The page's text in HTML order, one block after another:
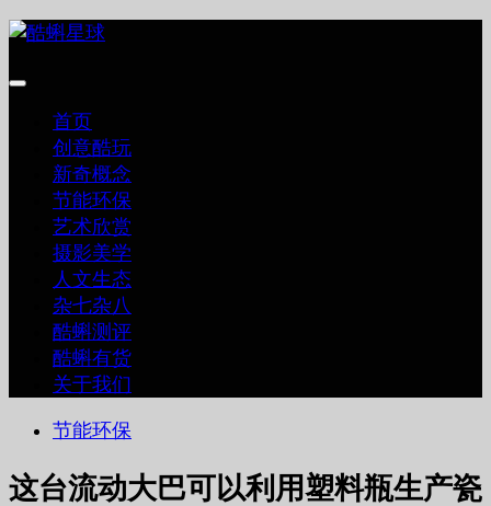
跳
内
首页
创意酷玩
新奇概念
节能环保
艺术欣赏
摄影美学
人文生态
杂七杂八
酷蝌测评
酷蝌有货
关于我们
节能环保
这台流动大巴可以利用塑料瓶生产瓷